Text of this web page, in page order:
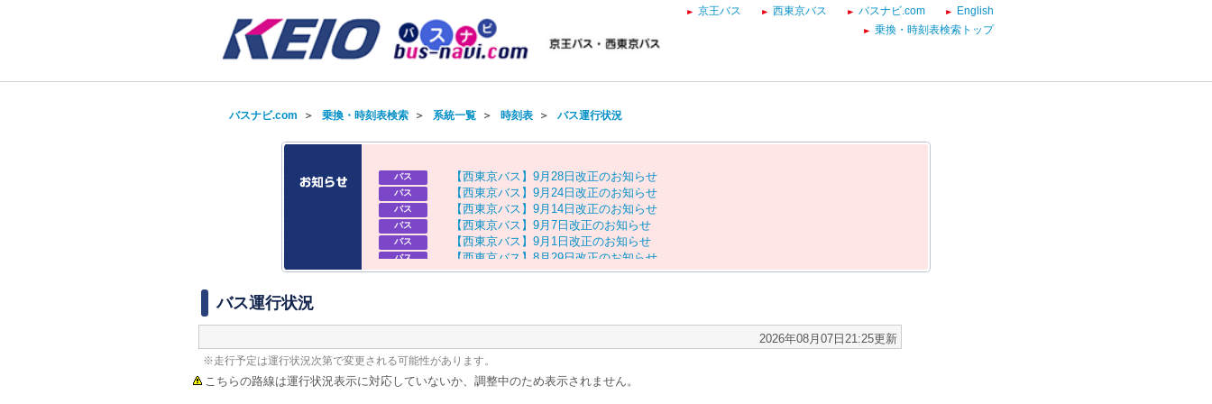
京王バス 西東京バス バスナビ.com
English
乗換・時刻表検索トップ
バスナビ.com ＞ 乗換・時刻表検索＞ 系統一覧＞ 時刻表＞ バス運行状況
バス 【西東京バス 】 9月 28 日 改正のお知 らせ
バス 【西東京バス 】 9月 24 日 改正のお知 らせ
バス 【西東京バス 】 9月 14 日 改正のお知 らせ
バス 【西東京バス 】 9月 7 日 改正のお知 らせ
バス 【西東京バス 】 9月 1 日 改正のお知 らせ
バス 【西東京バス 】 8 月 29日改正のお知 らせ
バス 【京王バス】お盆ダイヤのお知らせ
バス運行状況
2026年08月07日21:25更新
※走行予定は運行状況次第で変更される可能性があります。
こちらの路線は運行状況表示に対応していないか、調整中のため表示されません。